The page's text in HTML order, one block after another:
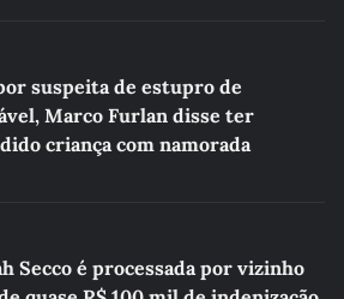
suspeita de estupro de
Marco Furlan disse ter
criança com namorada
Secco é processada por vizinho